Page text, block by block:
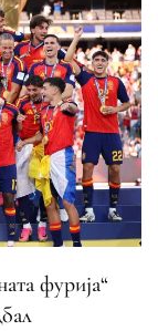
фурија“